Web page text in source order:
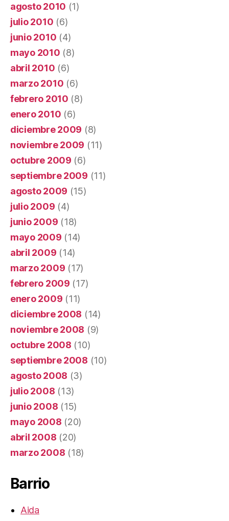
agosto 2010 (1)
julio 2010 (6)
junio 2010 (4)
mayo 2010 (8)
abril 2010 (6)
marzo 2010 (6)
febrero 2010 (8)
enero 2010 (6)
diciembre 2009 (8)
noviembre 2009 (11)
octubre 2009 (6)
septiembre 2009 (11)
agosto 2009 (15)
julio 2009 (4)
junio 2009 (18)
mayo 2009 (14)
abril 2009 (14)
marzo 2009 (17)
febrero 2009 (17)
enero 2009 (11)
diciembre 2008 (14)
noviembre 2008 (9)
octubre 2008 (10)
septiembre 2008 (10)
agosto 2008 (3)
julio 2008 (13)
junio 2008 (15)
mayo 2008 (20)
abril 2008 (20)
marzo 2008 (18)
Barrio
Aida